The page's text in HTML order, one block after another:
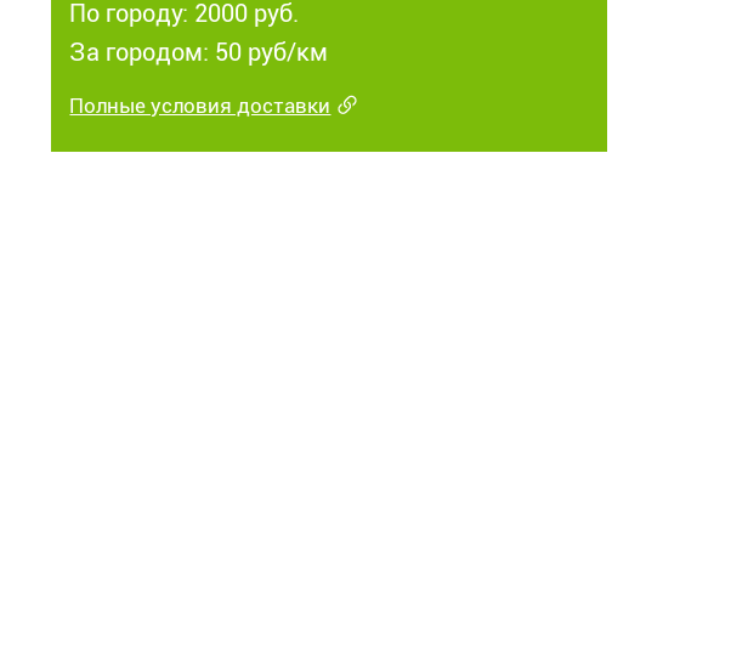
По городу: 2000 руб.
За городом: 50 руб/км
Полные условия доставки